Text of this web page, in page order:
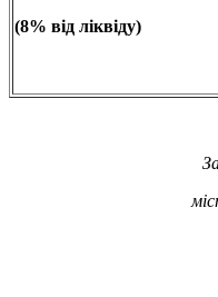
(8% від ліквіду)